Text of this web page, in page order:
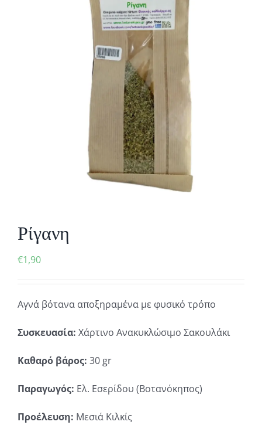
Ρίγανη
€1,90
Αγνά βότανα αποξηραμένα με φυσικό τρόπο
Συσκευασία: Χάρτινο Ανακυκλώσιμο Σακουλάκι
Καθαρό βάρος: 30 gr
Παραγωγός: Ελ. Εσερίδου (Βοτανόκηπος)
Προέλευση: Μεσιά Κιλκίς